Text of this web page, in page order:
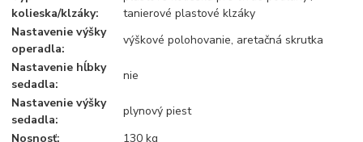
kolieska/klzáky:
tanierové plastové klzáky
Nastavenie výšky
operadla:
výškové polohovanie, aretačná skrutka
Nastavenie hĺbky
sedadla:
nie
Nastavenie výšky
sedadla:
plynový piest
Nosnosť:
130 kg